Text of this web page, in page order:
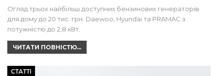
Огляд трьох найбільш доступних бензинових генераторів
для дому до 20 тис. грн: Daewoo, Hyundai та PRAMAC з
потужністю до 2,8 кВт.
ЧИТАТИ ПОВНІСТЮ...
СТАТТІ